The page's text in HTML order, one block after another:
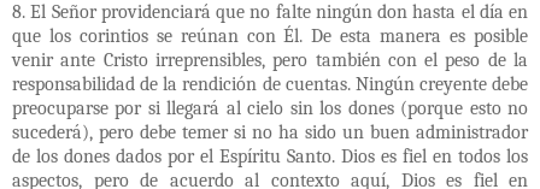
8. El Señor providenciará que no falte ningún don hasta el día en
que los corintios se reúnan con Él. De esta manera es posible
venir ante Cristo irreprensibles, pero también con el peso de la
responsabilidad de la rendición de cuentas. Ningún creyente debe
preocuparse por si llegará al cielo sin los dones (porque esto no
sucederá), pero debe temer si no ha sido un buen administrador
de los dones dados por el Espíritu Santo. Dios es fiel en todos los
aspectos, pero de acuerdo al contexto aquí, Dios es fiel en